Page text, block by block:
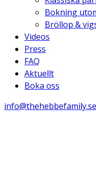
Bokning
Bröllop &
Videos
Press
FAQ
Aktuellt
Boka oss
info@thehebbefamily.se